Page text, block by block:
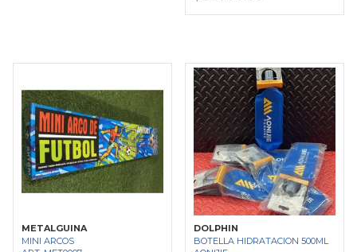
METALGUINA
MINI ARCOS
DOLPHIN
BOTELLA HIDRATACION 500ML